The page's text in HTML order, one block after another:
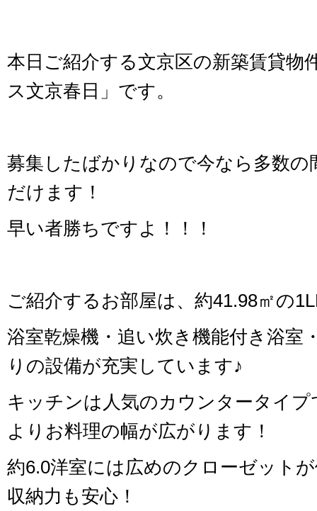
本日ご紹介する文京区の新築賃貸物
ス文京春日」です。
募集したばかりなので今なら多数の
だけます！
早い者勝ちですよ！！！
ご紹介するお部屋は、約41.98㎡の
浴室乾燥機・追い炊き機能付き浴室
りの設備が充実しています♪
キッチンは人気のカウンタータイ
よりお料理の幅が広がります！
約6.0洋室には広めのクローゼット
収納力も安心！